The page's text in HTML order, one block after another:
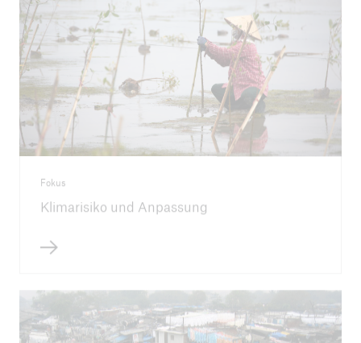
Fokus
Klimarisiko und Anpassung